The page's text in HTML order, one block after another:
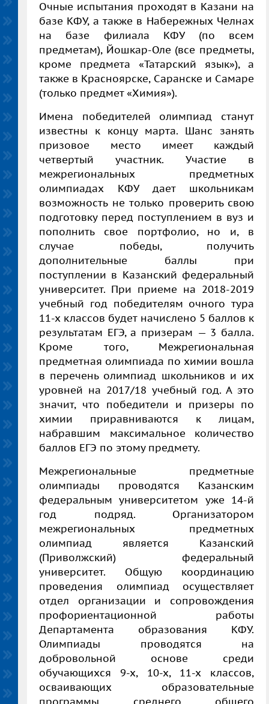
Очные испытания проходят в Казани на
базе КФУ, а также в Набережных Челнах
на базе филиала КФУ (по всем
предметам), Йошкар-Оле (все предметы,
кроме предмета «Татарский язык»), а
также в Красноярске, Саранске и Самаре
(только предмет «Химия»).
Имена победителей олимпиад станут
известны к концу марта. Шанс занять
призовое место имеет каждый
четвертый участник. Участие в
межрегиональных предметных
олимпиадах КФУ дает школьникам
возможность не только проверить свою
подготовку перед поступлением в вуз и
пополнить свое портфолио, но и, в
случае победы, получить
дополнительные баллы при
поступлении в Казанский федеральный
университет. При приеме на 2018-2019
учебный год победителям очного тура
11-х классов будет начислено 5 баллов к
результатам ЕГЭ, а призерам — 3 балла.
Кроме того, Межрегиональная
предметная олимпиада по химии вошла
в перечень олимпиад школьников и их
уровней на 2017/18 учебный год. А это
значит, что победители и призеры по
химии приравниваются к лицам,
набравшим максимальное количество
баллов ЕГЭ по этому предмету.
Межрегиональные предметные
олимпиады проводятся Казанским
федеральным университетом уже 14-й
год подряд. Организатором
межрегиональных предметных
олимпиад является Казанский
(Приволжский) федеральный
университет. Общую координацию
проведения олимпиад осуществляет
отдел организации и сопровождения
профориентационной работы
Департамента образования КФУ.
Олимпиады проводятся на
добровольной основе среди
обучающихся 9-х, 10-х, 11-х классов,
осваивающих образовательные